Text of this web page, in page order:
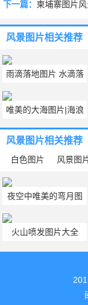
下一篇： 柬埔寨图片
风景图片相关推荐
雨滴落地图片 水滴落
唯美的大海图片|海浪
的图案
风景图片相关推荐
白色图片 风景图
夜空中唯美的弯月图
火山喷发图片大全
（喷发过后的火山山